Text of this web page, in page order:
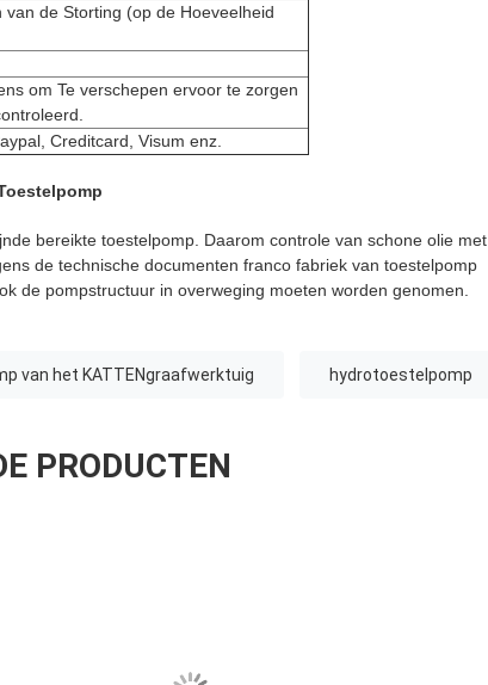
de Storting (op de Hoeveelheid
om Te verschepen ervoor te zorgen
Creditcard, Visum enz.
bereikte toestelpomp. Daarom controle van schone olie met
de technische documenten franco fabriek van toestelpomp
de pompstructuur in overweging moeten worden genomen.
van het KATTENgraafwerktuig hydrotoestelpomp
PRODUCTEN